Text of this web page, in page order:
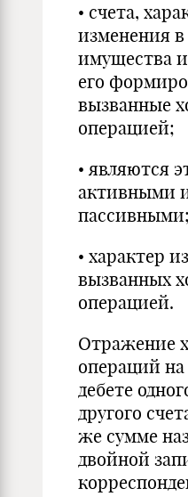
• счета,
изменения в
имущества
его
вызванные
операцией;
• являются
активными
пассивными;
• характер
вызванных
операцией.
Отражение
операций на
дебете
другого
же сумме
двойной